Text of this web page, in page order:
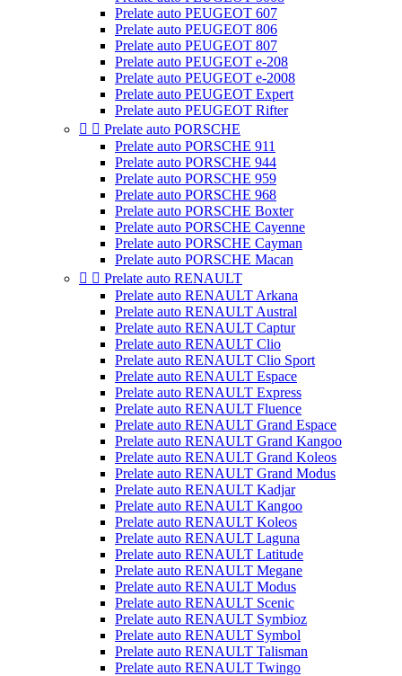
Prelate auto PEUGEOT 607
Prelate auto PEUGEOT 806
Prelate auto PEUGEOT 807
Prelate auto PEUGEOT e-208
Prelate auto PEUGEOT e-2008
Prelate auto PEUGEOT Expert
Prelate auto PEUGEOT Rifter
  Prelate auto PORSCHE
Prelate auto PORSCHE 911
Prelate auto PORSCHE 944
Prelate auto PORSCHE 959
Prelate auto PORSCHE 968
Prelate auto PORSCHE Boxter
Prelate auto PORSCHE Cayenne
Prelate auto PORSCHE Cayman
Prelate auto PORSCHE Macan
  Prelate auto RENAULT
Prelate auto RENAULT Arkana
Prelate auto RENAULT Austral
Prelate auto RENAULT Captur
Prelate auto RENAULT Clio
Prelate auto RENAULT Clio Sport
Prelate auto RENAULT Espace
Prelate auto RENAULT Express
Prelate auto RENAULT Fluence
Prelate auto RENAULT Grand Espace
Prelate auto RENAULT Grand Kangoo
Prelate auto RENAULT Grand Koleos
Prelate auto RENAULT Grand Modus
Prelate auto RENAULT Kadjar
Prelate auto RENAULT Kangoo
Prelate auto RENAULT Koleos
Prelate auto RENAULT Laguna
Prelate auto RENAULT Latitude
Prelate auto RENAULT Megane
Prelate auto RENAULT Modus
Prelate auto RENAULT Scenic
Prelate auto RENAULT Symbioz
Prelate auto RENAULT Symbol
Prelate auto RENAULT Talisman
Prelate auto RENAULT Twingo